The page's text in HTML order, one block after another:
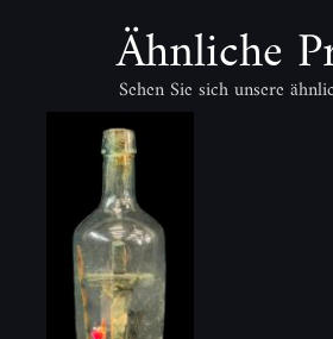
Ähnliche
Sehen Sie sich unsere